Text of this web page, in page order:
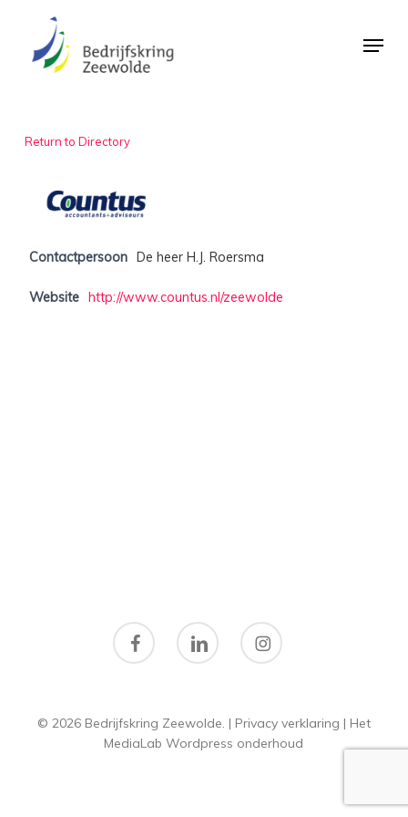
Menu
Return to Directory
Contactpersoon De heer H.J. Roersma
Website http://www.countus.nl/zeewolde
facebook linkedin instagram
© 2026 Bedrijfskring Zeewolde. | Privacy verklaring | Het
MediaLab Wordpress onderhoud